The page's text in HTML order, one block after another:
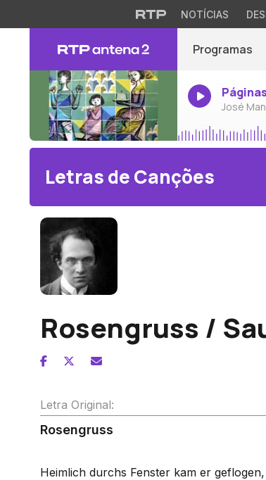
NOTÍCIAS
Programas
José
Letras de Canções
Rosengruss /
Letra Original:
Rosengruss
Heimlich durchs Fenster kam er geflogen,